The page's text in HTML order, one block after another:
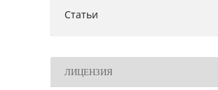
Статьи
ЛИЦЕНЗИЯ